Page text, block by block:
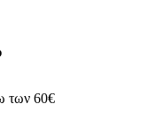
των 60€